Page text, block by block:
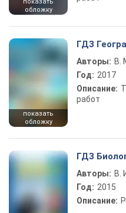
обложку
показать
обложку
ГДЗ
Авторы: В.
Год: 2017
Описание:
работ
ГДЗ
Авторы: В.
Год: 2015
Описание: